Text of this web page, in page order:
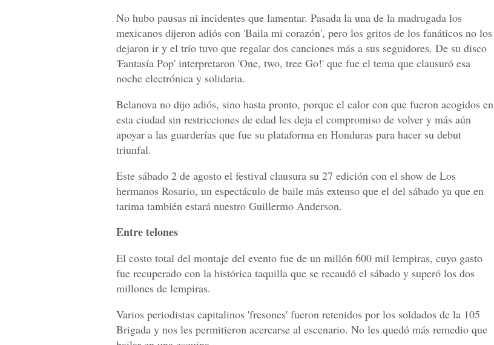
No hubo pausas ni incidentes que lamentar. Pasada la una de la madrugada los
mexicanos dijeron adiós con 'Baila mi corazón', pero los gritos de los fanáticos no los
dejaron ir y el trío tuvo que regalar dos canciones más a sus seguidores. De su disco
'Fantasía Pop' interpretaron 'One, two, tree Go!' que fue el tema que clausuró esa
noche electrónica y solidaria.
Belanova no dijo adiós, sino hasta pronto, porque el calor con que fueron acogidos en
esta ciudad sin restricciones de edad les deja el compromiso de volver y más aún
apoyar a las guarderías que fue su plataforma en Honduras para hacer su debut
triunfal.
Este sábado 2 de agosto el festival clausura su 27 edición con el show de Los
hermanos Rosario, un espectáculo de baile más extenso que el del sábado ya que en
tarima también estará nuestro Guillermo Anderson.
Entre telones
El costo total del montaje del evento fue de un millón 600 mil lempiras, cuyo gasto
fue recuperado con la histórica taquilla que se recaudó el sábado y superó los dos
millones de lempiras.
Varios periodistas capitalinos 'fresones' fueron retenidos por los soldados de la 105
Brigada y nos les permitieron acercarse al escenario. No les quedó más remedio que